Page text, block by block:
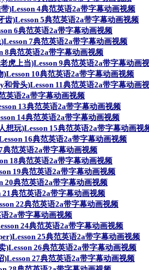
)Lesson 4典范英语2a带字幕动画视频
齿)Lesson 5典范英语2a带字幕动画视频
6典范英语2a带字幕动画视频
7典范英语2a带字幕动画视频
8典范英语2a带字幕动画视频
虎上当)Lesson 9典范英语2a带字幕动画
10典范英语2a带字幕动画视频
和骨头)Lesson 11典范英语2a带字幕动画
英语2a带字幕动画视频
13典范英语2a带字幕动画视频
14典范英语2a带字幕动画视频
想玩)Lesson 15典范英语2a带字幕动画视
16典范英语2a带字幕动画视频
典范英语2a带字幕动画视频
18典范英语2a带字幕动画视频
19典范英语2a带字幕动画视频
20典范英语2a带字幕动画视频
21典范英语2a带字幕动画视频
22典范英语2a带字幕动画视频
2a带字幕动画视频
24典范英语2a带字幕动画视频
25典范英语2a带字幕动画视频
)Lesson 26典范英语2a带字幕动画视频
27典范英语2a带字幕动画视频